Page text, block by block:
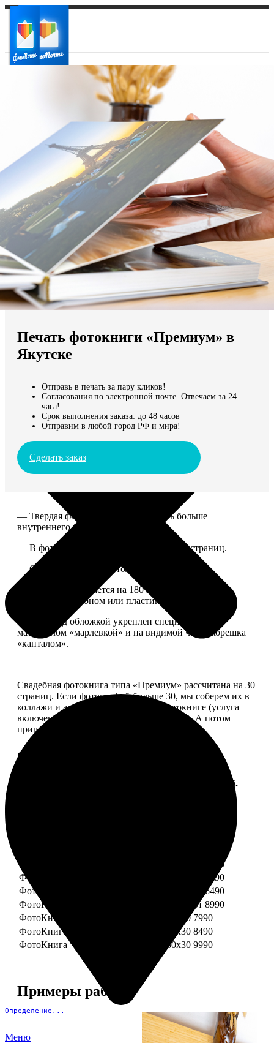
Ваш регион доставки
Выберите из списка:
Мы доставляем по всему миру
Продолжить без города
Определение...
Меню
Печать фотокниги «Премиум» в
Якутске
Отправь в печать за пару кликов!
Согласования по электронной почте. Отвечаем за 24
часа!
Срок выполнения заказа: до 48 часов
Отправим в любой город РФ и мира!
Сделать заказ
— Твердая фотообложка, размер чуть больше
внутреннего блока.
— В фотокниге может быть от 20 до 100 страниц.
— Страницы плотные, толщина 1 мм.
— Книга раскрывается на 180 градусов, развороты
укреплены картоном или пластиком.
— Блок под обложкой укреплен специальным
материалом «марлевкой» и на видимой части корешка
«капталом».
Свадебная фотокнига типа «Премиум» рассчитана на 30
страниц. Если фотографий больше 30, мы соберем их в
коллажи и аккуратно разместим в фотокниге (услуга
включена, стоимость останется прежней). А потом
пришлем вам на согласование развороты.
Форматы и цены
Цена, руб.
ФотоКнига "Премиум" 20x30
от 4990
ФотоКнига "Премиум" 25x25
от 5990
ФотоКнига "Премиум" 30x30
от 6490
ФотоКнига "Премиум" 30x45
от 8990
ФотоКнига "Премиум" Свадебная 20x20 7990
ФотоКнига "Премиум" Свадебная 20x30 8490
ФотоКнига "Премиум" Свадебная 30x30 9990
Примеры работ